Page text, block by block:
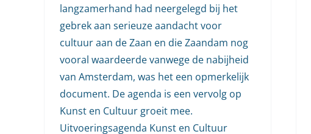
langzamerhand had neergelegd bij het
gebrek aan serieuze aandacht voor
cultuur aan de Zaan en die Zaandam nog
vooral waardeerde vanwege de nabijheid
van Amsterdam, was het een opmerkelijk
document. De agenda is een vervolg op
Kunst en Cultuur groeit mee.
Uitvoeringsagenda Kunst en Cultuur